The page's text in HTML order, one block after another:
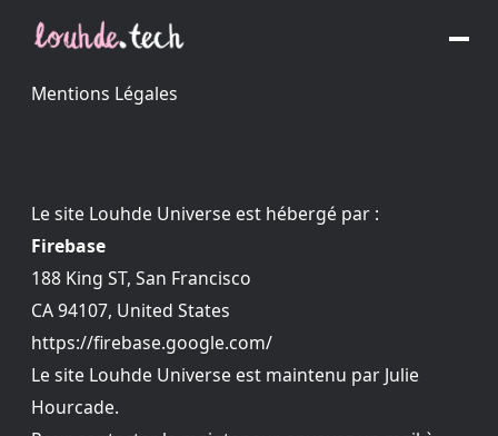
Mentions Légales
Le site Louhde Universe est hébergé par :
Firebase
188 King ST, San Francisco
CA 94107, United States
https://firebase.google.com/
Le site Louhde Universe est maintenu par Julie
Hourcade.